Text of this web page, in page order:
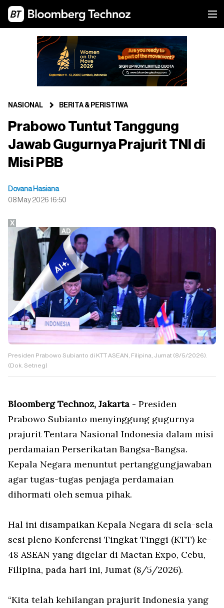
NASIONAL BERITA & PERISTIWA
Prabowo Tuntut Tanggung
Jawab Gugurnya Prajurit TNI di
Misi PBB
Dovana Hasiana
08 May 2026 16:50
Presiden Prabowo Subianto di KTT ASEAN, Filipina, Jumat (8/5/2026).
(Dok. Setneg)
Bloomberg Technoz, Jakarta - Presiden
Prabowo Subianto menyinggung gugurnya
prajurit Tentara Nasional Indonesia dalam misi
perdamaian Perserikatan Bangsa-Bangsa.
Kepala Negara menuntut pertanggungjawaban
agar tugas-tugas penjaga perdamaian
dihormati oleh semua pihak.
Hal ini disampaikan Kepala Negara di sela-sela
sesi pleno Konferensi Tingkat Tinggi (KTT) ke-
48 ASEAN yang digelar di Mactan Expo, Cebu,
Filipina, pada hari ini, Jumat (8/5/2026).
“Kita telah kehilangan prajurit Indonesia yang
X